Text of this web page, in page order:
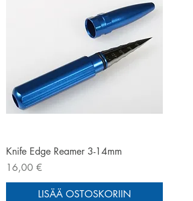
Knife Edge Reamer 3-14mm
Hinta
16,00 €
LISÄÄ OSTOSKORIIN